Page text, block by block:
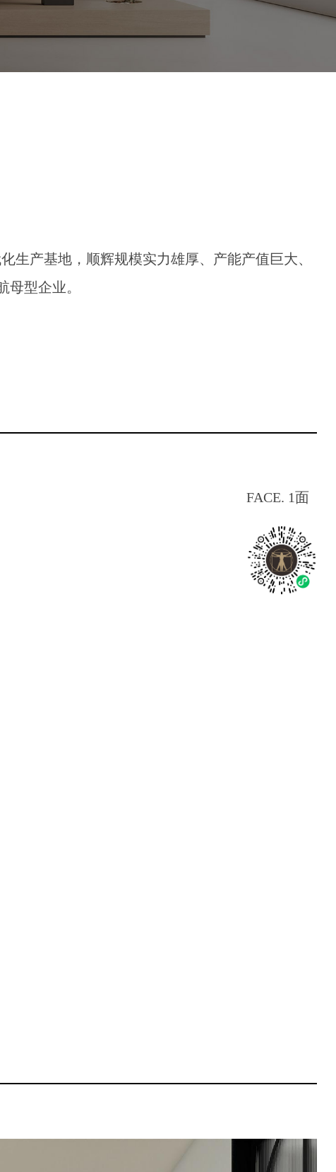
生产基地，顺辉规模实力雄厚、产能产值巨大、
型企业。
FACE. 1面